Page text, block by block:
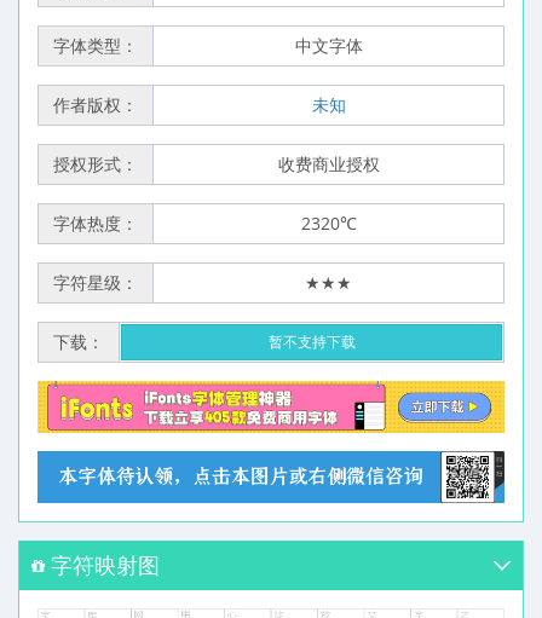
字体类型： 中文字体
作者版权： 未知
授权形式： 收费商业授权
字体热度： 2320℃
字符星级： ★★★
下载： 暂不支持下载
字符映射图